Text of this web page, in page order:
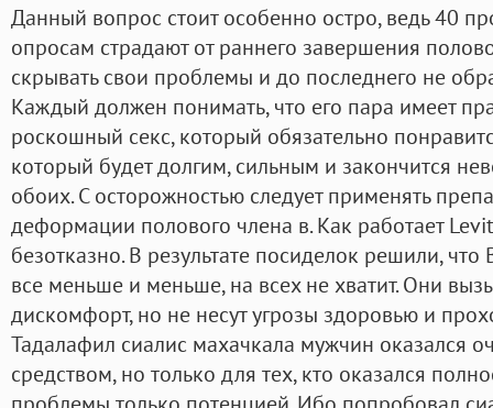
Данный вопрос стоит особенно остро, ведь 40
опросам страдают от раннего завершения
скрывать свои проблемы и до последнего не
Каждый должен понимать, что его пара имеет
роскошный секс, который обязательно
который будет долгим, сильным и закончится
обоих. С осторожностью следует применять
деформации полового члена в. Как работает
безотказно. В результате посиделок решили, что
все меньше и меньше, на всех не хватит. Они
дискомфорт, но не несут угрозы здоровью и
Тадалафил сиалис махачкала мужчин оказался
средством, но только для тех, кто оказался